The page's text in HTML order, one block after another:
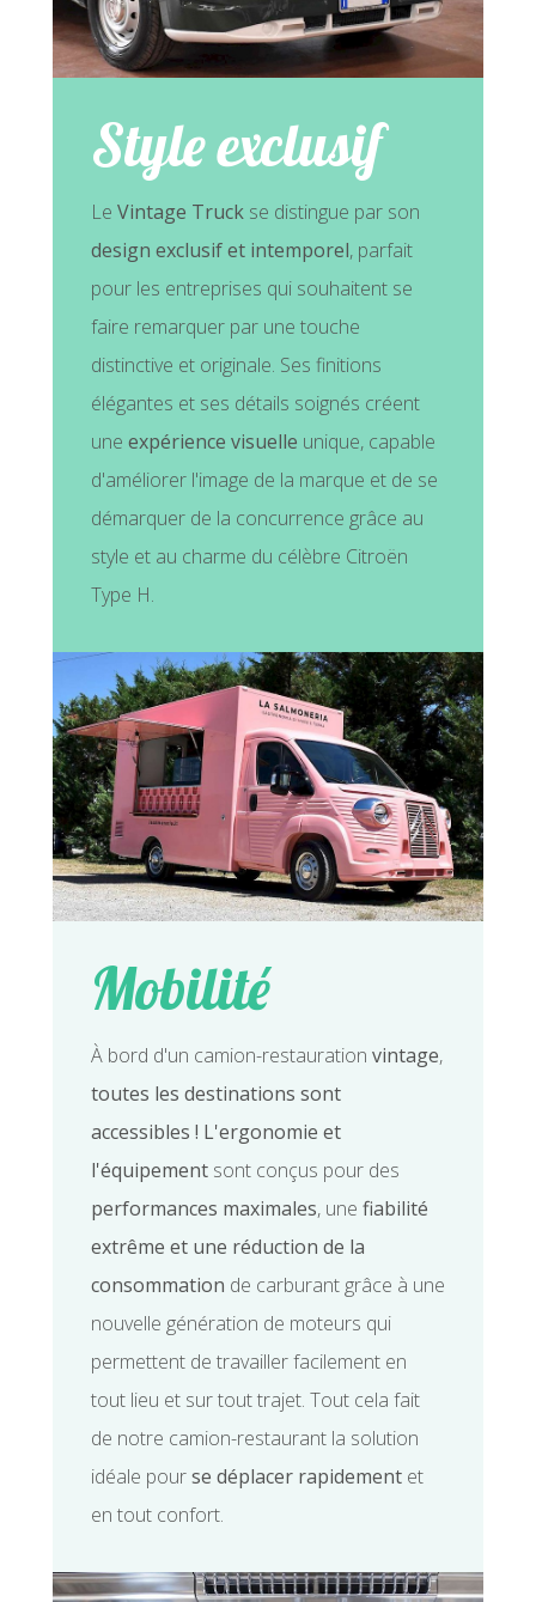
Style exclusif
Le Vintage Truck se distingue par son
design exclusif et intemporel, parfait
pour les entreprises qui souhaitent se
faire remarquer par une touche
distinctive et originale. Ses finitions
élégantes et ses détails soignés créent
une expérience visuelle unique, capable
d'améliorer l'image de la marque et de se
démarquer de la concurrence grâce au
style et au charme du célèbre Citroën
Type H.
Mobilité
À bord d'un camion-restauration vintage,
toutes les destinations sont
accessibles ! L'ergonomie et
l'équipement sont conçus pour des
performances maximales, une fiabilité
extrême et une réduction de la
consommation de carburant grâce à une
nouvelle génération de moteurs qui
permettent de travailler facilement en
tout lieu et sur tout trajet. Tout cela fait
de notre camion-restaurant la solution
idéale pourse déplacer rapidement et
en tout confort.